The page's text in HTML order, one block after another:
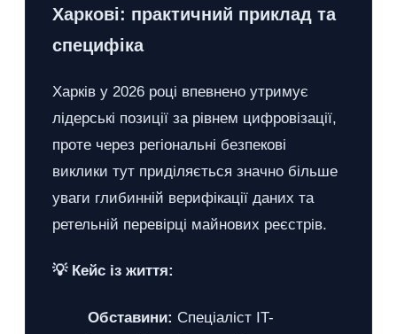
Харкові: практичний приклад та
специфіка
Харків у 2026 році впевнено утримує
лідерські позиції за рівнем цифровізації,
проте через регіональні безпекові
виклики тут приділяється значно більше
уваги глибинній верифікації даних та
ретельній перевірці майнових реєстрів.
💡 Кейс із життя:
Обставини: Спеціаліст IT-